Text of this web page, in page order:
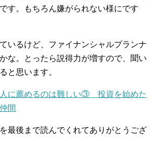
す。もちろん嫌がられない様にです
いるけど、ファイナンシャルプランナ
な。とったら説得力が増すので、聞い
と思います。
に薦めるのは難しい③ 投資を始めた
間
最後まで読んでくれてありがとうござ